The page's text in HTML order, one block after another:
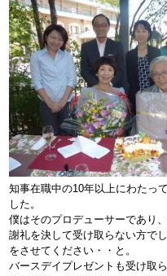
知事在職中の10年以上にわたっ
した。
僕はそのプロデューサーであり
謝礼を決して受け取らない方で
をさせてください・・と。
バースデイプレゼントも受け取